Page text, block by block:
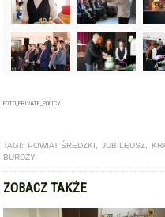
FOTO_PRIVATE_POLICY
TAGI: POWIAT ŚREDZKI JUBILEUSZ
BURDZY
ZOBACZ TAKŻE